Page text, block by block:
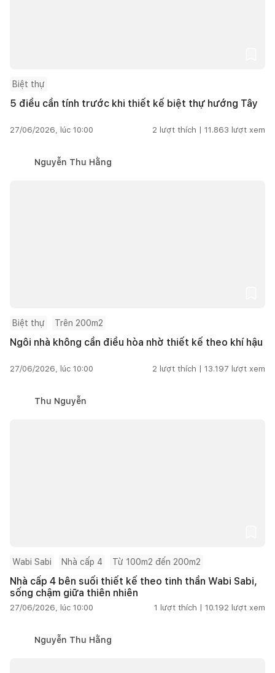
Biệt thự
5 điều cần tính trước khi thiết kế biệt thự hướng Tây
27/06/2026, lúc 10:00 2 lượt thích | 11.863 lượt xem
Nguyễn Thu Hằng
Biệt thự Trên 200m2
Ngôi nhà không cần điều hòa nhờ thiết kế theo khí hậu
27/06/2026, lúc 10:00 2 lượt thích | 13.197 lượt xem
Thu Nguyễn
Wabi Sabi Nhà cấp 4 Từ 100m2 đến 200m2
Nhà cấp 4 bên suối thiết kế theo tinh thần Wabi Sabi,
sống chậm giữa thiên nhiên
27/06/2026, lúc 10:00 1 lượt thích | 10.192 lượt xem
Nguyễn Thu Hằng